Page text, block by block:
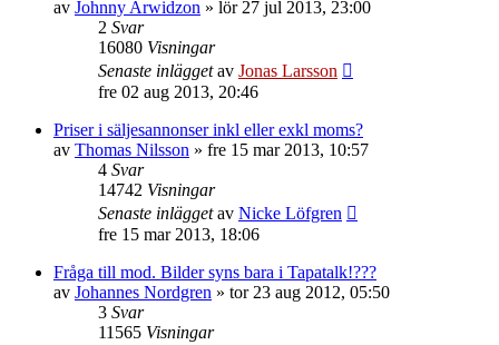
av Johnny Arwidzon » lör 27 jul 2013, 23:00
2 Svar
16080 Visningar
Senaste inläggetav Jonas Larsson
fre 02 aug 2013, 20:46
Priser i säljesannonser inkl eller exkl moms?
av Thomas Nilsson » fre 15 mar 2013, 10:57
4 Svar
14742 Visningar
Senaste inläggetav Nicke Löfgren
fre 15 mar 2013, 18:06
Fråga till mod. Bilder syns bara i Tapatalk!???
av Johannes Nordgren » tor 23 aug 2012, 05:50
3 Svar
11565 Visningar